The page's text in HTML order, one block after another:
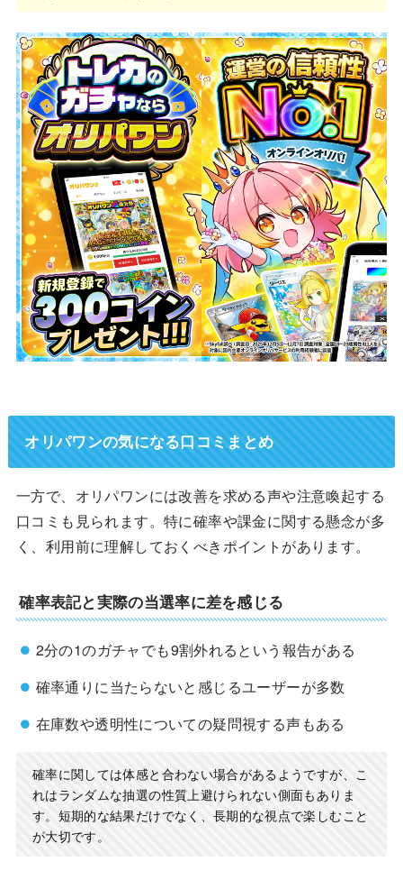
オリパワンの気になる口コミまとめ
一方で、オリパワンには改善を求める声や注意喚起する
口コミも見られます。特に確率や課金に関する懸念が多
く、利用前に理解しておくべきポイントがあります。
確率表記と実際の当選率に差を感じる
2分の1のガチャでも9割外れるという報告がある
確率通りに当たらないと感じるユーザーが多数
在庫数や透明性についての疑問視する声もある
確率に関しては体感と合わない場合があるようですが、こ
れはランダムな抽選の性質上避けられない側面もありま
す。短期的な結果だけでなく、長期的な視点で楽しむこと
が大切です。